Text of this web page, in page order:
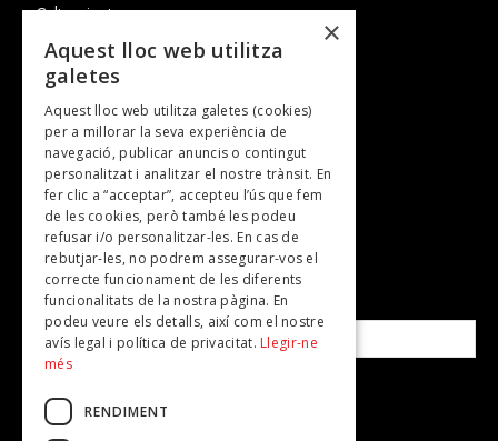
Cultura i art
Entrevistes
Gastronomia
TV
Plans per fer
Revistes
SUBSCRIU-TE A LA NOSTRA NEWSLETTER!
Correu electrònic*
Accepto lapolítica de privacitat
×
Aquest lloc web utilitza
galetes
Aquest lloc web utilitza galetes (cookies)
per a millorar la seva experiència de
navegació, publicar anuncis o contingut
personalitzat i analitzar el nostre trànsit. En
fer clic a “acceptar”, accepteu l’ús que fem
de les cookies, però també les podeu
refusar i/o personalitzar-les. En cas de
rebutjar-les, no podrem assegurar-vos el
correcte funcionament de les diferents
funcionalitats de la nostra pàgina. En
podeu veure els detalls, així com el nostre
avís legal i política de privacitat. Llegir-ne
més
RENDIMENT